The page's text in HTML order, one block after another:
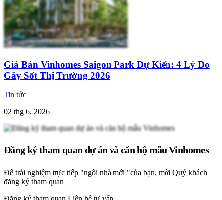
Giá Bán Vinhomes Saigon Park Dự Kiến: 4 Lý Do
Gây Sốt Thị Trường 2026
Tin tức
02 thg 6, 2026
Đăng ký tham quan dự án và căn hộ mẫu Vinhomes
Để trải nghiệm trực tiếp "ngôi nhà mới "của bạn, mời Quý khách
đăng ký tham quan
Đăng ký tham quan Liên hệ tư vấn